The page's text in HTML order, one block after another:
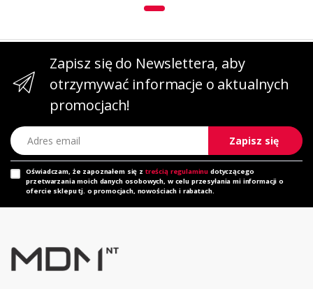
Zapisz się do Newslettera, aby
otrzymywać informacje o aktualnych
promocjach!
Adres email
Zapisz się
Oświadczam, że zapoznałem się z treścią regulaminu dotyczącego
przetwarzania moich danych osobowych, w celu przesyłania mi informacji o
ofercie sklepu tj. o promocjach, nowościach i rabatach.